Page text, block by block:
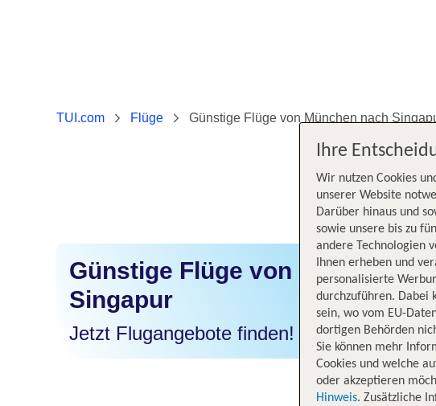
TUI.com Flüge Günstige Flüge von München nach
Günstige Flüge von München
Singapur
Jetzt Flugangebote finden!
Ihre
Wir nutzen Cookies
unserer Website
Darüber hinaus und
sowie unsere bis zu
andere Technologien
Ihnen erheben und
personalisierte
durchzuführen. Dabei
sein, wo vom EU-
dortigen Behörden
Sie können mehr
Cookies und welche
oder akzeptieren
Hinweis. Zusätzliche